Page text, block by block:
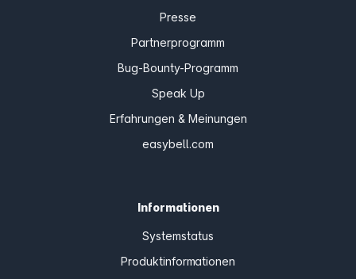
Presse
Partnerprogramm
Bug-Bounty-Programm
Speak Up
Erfahrungen & Meinungen
easybell.com
Informationen
Systemstatus
Produktinformationen